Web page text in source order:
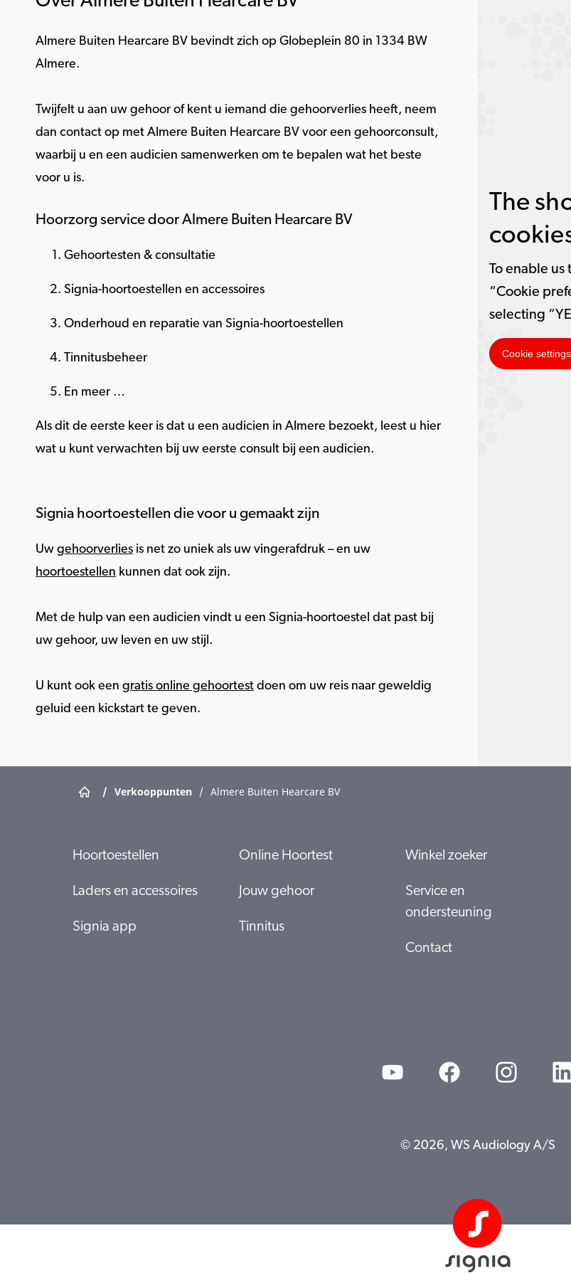
Almere Buiten Hearcare BV bevindt zich op Globeplein 80 in 1334 BW
Almere.
Twijfelt u aan uw gehoor of kent u iemand die gehoorverlies heeft, neem
dan contact op met Almere Buiten Hearcare BV voor een gehoorconsult,
waarbij u en een audicien samenwerken om te bepalen wat het beste
voor u is.
Hoorzorg service door Almere Buiten Hearcare BV
Gehoortesten & consultatie
Signia-hoortoestellen en accessoires
Onderhoud en reparatie van Signia-hoortoestellen
Tinnitusbeheer
En meer …
Als dit de eerste keer is dat u een audicien in Almere bezoekt, leest u hier
wat u kunt verwachten bij uw eerste consult bij een audicien.
Signia hoortoestellen die voor u gemaakt zijn
Uw gehoorverlies is net zo uniek als uw vingerafdruk – en uw
hoortoestellen kunnen dat ook zijn.
Met de hulp van een audicien vindt u een Signia-hoortoestel dat past bij
uw gehoor, uw leven en uw stijl.
U kunt ook een gratis online gehoortest doen om uw reis naar geweldig
geluid een kickstart te geven.
The
To enable
“Cookie
selecting
Cookie settings
/ Verkooppunten / Almere Buiten Hearcare BV
Hoortoestellen
Laders en accessoires
Signia app
Online Hoortest
Jouw gehoor
Tinnitus
Winkel zoeker
Service en
ondersteuning
Contact
© 2026, WS Audiology A/S